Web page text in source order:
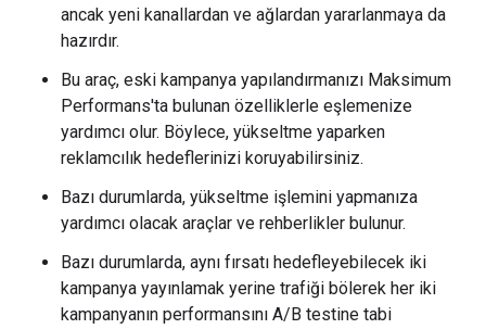
ancak yeni kanallardan ve ağlardan yararlanmaya da
hazırdır.
Bu araç, eski kampanya yapılandırmanızı Maksimum
Performans'ta bulunan özelliklerle eşlemenize
yardımcı olur. Böylece, yükseltme yaparken
reklamcılık hedeflerinizi koruyabilirsiniz.
Bazı durumlarda, yükseltme işlemini yapmanıza
yardımcı olacak araçlar ve rehberlikler bulunur.
Bazı durumlarda, aynı fırsatı hedefleyebilecek iki
kampanya yayınlamak yerine trafiği bölerek her iki
kampanyanın performansını A/B testine tabi